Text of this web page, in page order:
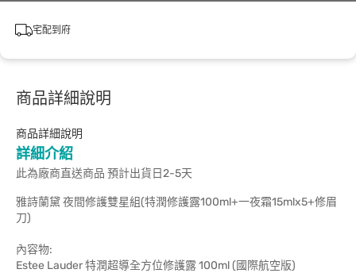
宅配到府
商品詳細說明
商品詳細說明
詳細介紹
此為廠商直送商品 預計出貨日2-5天
雅詩蘭黛 夜間修護雙星組(特潤修護露100ml+一夜霜15mlx5+修眉
刀)
內容物:
Estee Lauder 特潤超導全方位修護露 100ml (國際航空版)